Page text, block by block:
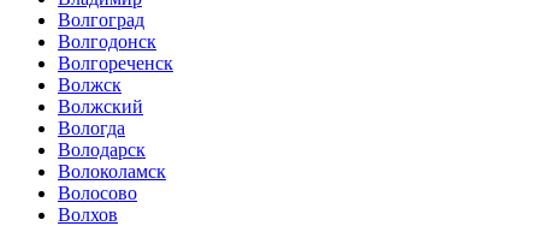
Волгоград
Волгодонск
Волгореченск
Волжск
Волжский
Вологда
Володарск
Волоколамск
Волосово
Волхов